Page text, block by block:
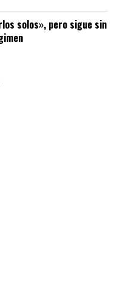
solos», pero sigue sin